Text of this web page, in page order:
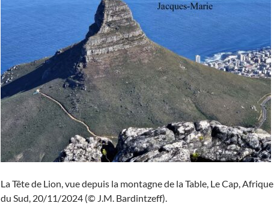
La Tête de Lion, vue depuis la montagne de la Table, Le Cap, Afrique
du Sud, 20/11/2024 (© J.M. Bardintzeff).